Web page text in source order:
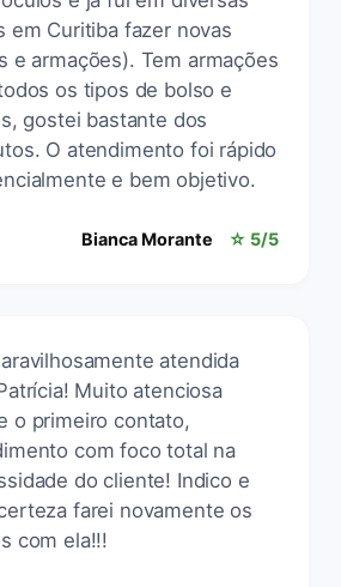
em Curitiba fazer novas
e armações). Tem armações
os tipos de bolso e
gostei bastante dos
O atendimento foi rápido
e bem objetivo.
Bianca Morante ☆ 5/5
atendida
Muito atenciosa
o primeiro contato,
com foco total na
do cliente! Indico e
farei novamente os
com ela!!!